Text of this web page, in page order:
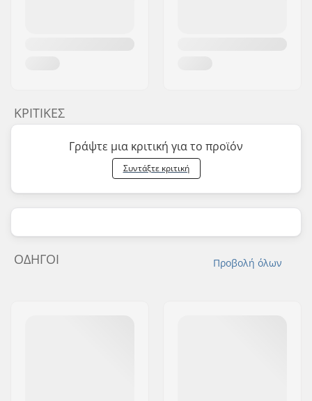
ΚΡΙΤΙΚΈΣ
Γράψτε μια κριτική για το προϊόν
Συντάξτε κριτική
Προβολή όλων
ΟΔΗΓΟΊ